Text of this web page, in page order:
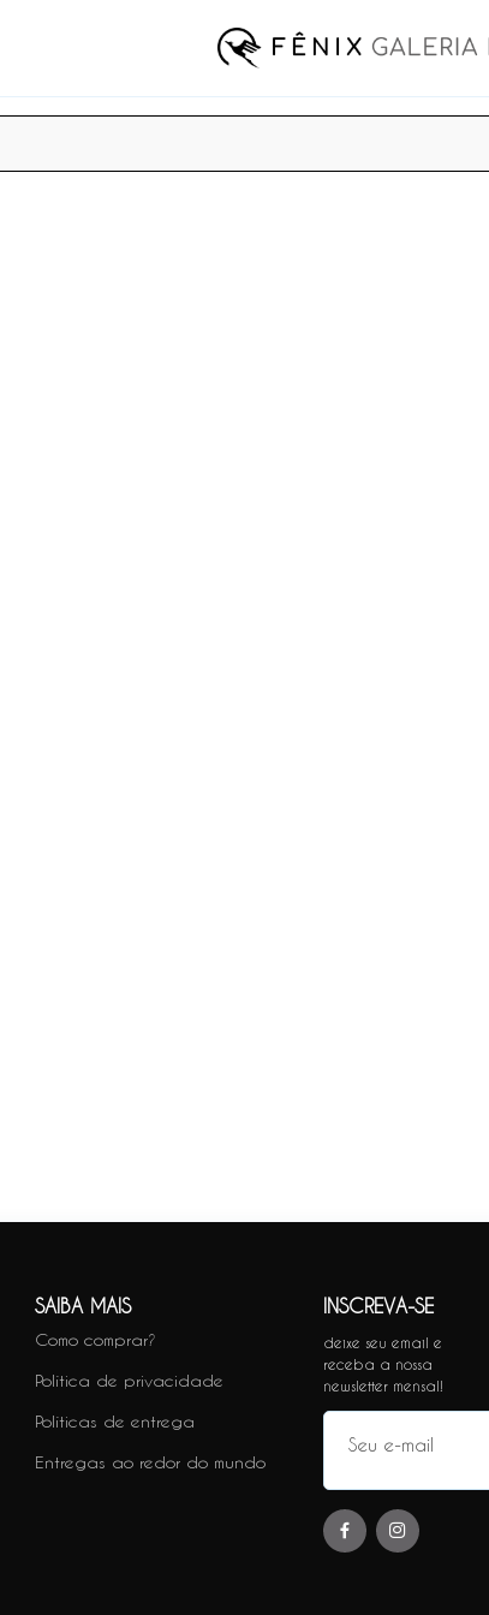
SAIBA MAIS
Como comprar?
Política de privacidade
Políticas de entrega
Entregas ao redor do mundo
INSCREVA-SE
deixe seu email e
receba a nossa
newsletter mensal!